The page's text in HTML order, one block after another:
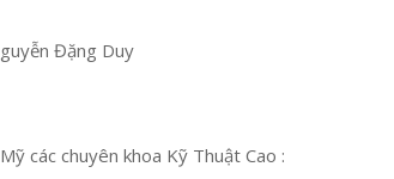
Đặng Duy
các chuyên khoa Kỹ Thuật Cao :